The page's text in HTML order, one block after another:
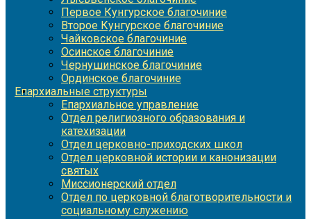
Первое Кунгурское благочиние
Второе Кунгурское благочиние
Чайковское благочиние
Осинское благочиние
Чернушинское благочиние
Ординское благочиние
Епархиальные структуры
Епархиальное управление
Отдел религиозного образования и
катехизации
Отдел церковно-приходских школ
Отдел церковной истории и канонизации
святых
Миссионерский отдел
Отдел по церковной благотворительности и
социальному служению